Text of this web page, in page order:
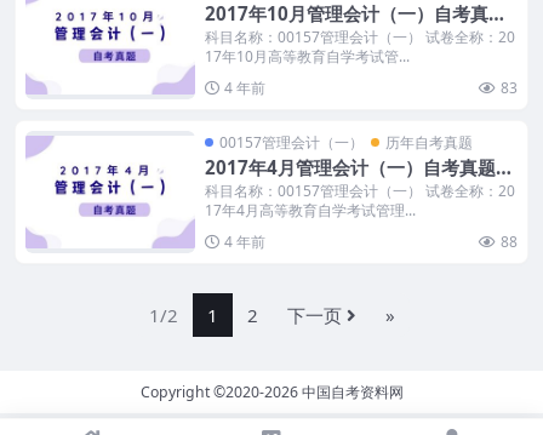
2017年10月管理会计（一）自考真题
和答案
科目名称：00157管理会计（一） 试卷全称：20
17年10月高等教育自学考试管...
4 年前
83
00157管理会计（一） 历年自考真题
2017年4月管理会计（一）自考真题和
答案
科目名称：00157管理会计（一） 试卷全称：20
17年4月高等教育自学考试管理...
4 年前
88
1/2 1 2 下一页 »
Copyright ©2020-2026中国自考资料网